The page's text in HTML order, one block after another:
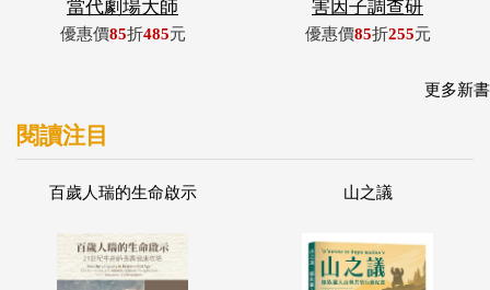
當代劇場大師
優惠價85折485元
害因子調查研
優惠價85折255元
更多新書
閱讀注目
百歲人瑞的生命啟示 山之議